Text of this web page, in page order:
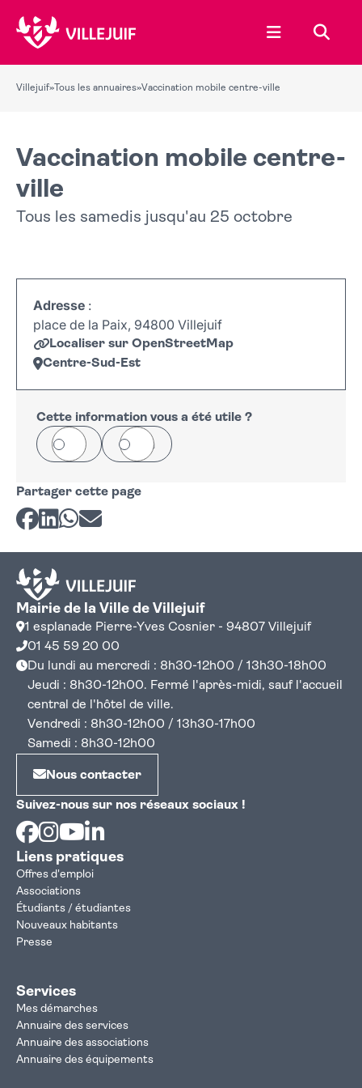
Ouvrir le
Villejuif» Tous les annuaires»Vaccination mobile centre-ville
Vaccination mobile centre-
ville
Tous les samedis jusqu'au 25 octobre
Adresse :
place de la Paix, 94800 Villejuif
Localiser sur OpenStreetMap
Centre-Sud-Est
+
−
Cette information vous a été utile ?
Oui Non
Partager cette page
Partager sur Facebook
Partager sur LinkedIn
Partager sur Whatsapp
Partager par courriel
Mairie de la Ville de Villejuif
1 esplanade Pierre-Yves Cosnier - 94807 Villejuif
01 45 59 20 00
Du lundi au mercredi : 8h30-12h00 / 13h30-18h00
Jeudi : 8h30-12h00. Fermé l'après-midi, sauf l'accueil
central de l'hôtel de ville.
Vendredi : 8h30-12h00 / 13h30-17h00
Samedi : 8h30-12h00
Nous contacter
Suivez-nous sur nos réseaux sociaux !
Facebook
Instagram
Youtube
Liens pratiques
Offres d'emploi
Associations
Étudiants / étudiantes
Nouveaux habitants
Presse
Services
Mes démarches
Annuaire des services
Annuaire des associations
Annuaire des équipements